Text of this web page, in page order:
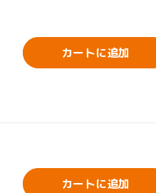
カートに追加
カートに追加